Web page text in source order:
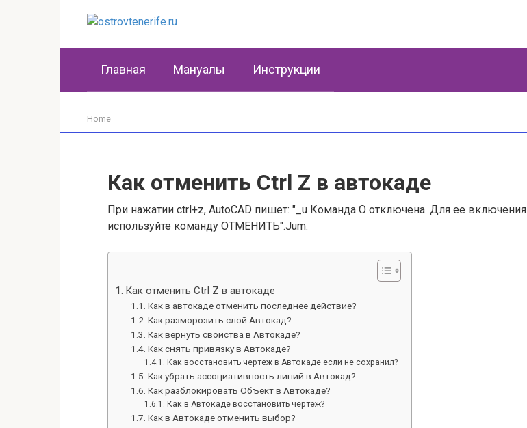
Главная Мануалы Инструкции
Home
Как отменить Ctrl Z в автокаде
При нажатии ctrl+z, AutoCAD пишет: "_u Команда О отключена. Для ее включения
используйте команду ОТМЕНИТЬ".Jum.
Как отменить Ctrl Z в автокаде
Как в автокаде отменить последнее действие?
Как разморозить слой Автокад?
Как вернуть свойства в Автокаде?
Как снять привязку в Автокаде?
Как восстановить чертеж в Автокаде если не сохранил?
Как убрать ассоциативность линий в Автокад?
Как разблокировать Объект в Автокаде?
Как в Автокаде восстановить чертеж?
Как в Автокаде отменить выбор?